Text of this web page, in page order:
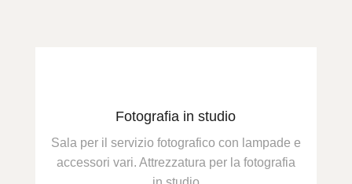
Fotografia in studio
Sala per il servizio fotografico con lampade e
accessori vari. Attrezzatura per la fotografia